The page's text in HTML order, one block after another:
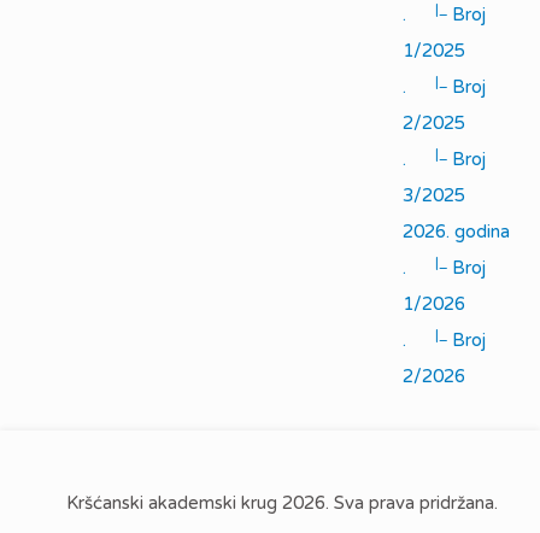
.
|_ Broj
1/2025
.
|_ Broj
2/2025
.
|_ Broj
3/2025
2026. godina
.
|_ Broj
1/2026
.
|_ Broj
2/2026
Kršćanski akademski krug 2026. Sva prava pridržana.